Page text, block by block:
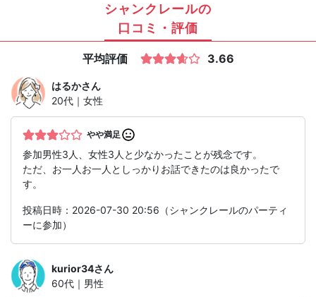
シャンクレールの
口コミ・評価
平均評価 3.66
はるかさん
20代｜女性
やや満足
参加男性3人、女性3人と少なかったことが残念です。
ただ、お一人お一人としっかりお話できたのは良かったで
す。
投稿日時：2026-07-30 20:56（シャンクレールのパーティ
ーに参加）
kurior34さん
60代｜男性